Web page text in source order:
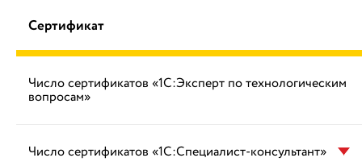
Сертификат
Число сертификатов «1С:Эксперт по технологическим
вопросам»
Число сертификатов «1С:Специалист-консультант»